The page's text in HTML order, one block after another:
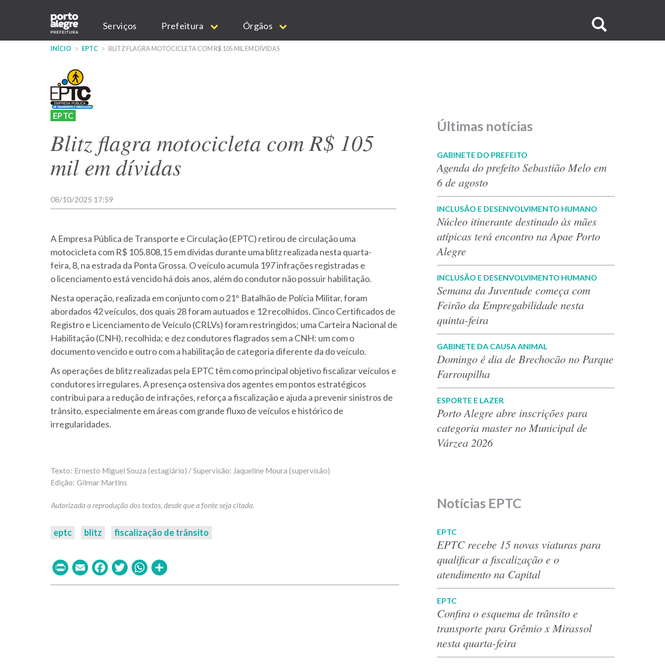
conteúdo
Main
navigation
Serviços Prefeitura Órgãos
no
INÍCIO EPTC BLITZ FLAGRA MOTOCICLETA COM R$ 105 MIL EM DÍVIDAS
EPTC
Blitz flagra motocicleta com R$ 105
mil em dívidas
08/10/2025 17:59
A Empresa Pública de Transporte e Circulação (EPTC) retirou de circulação uma
motocicleta com R$ 105.808,15 em dívidas durante uma blitz realizada nesta quarta-
feira, 8, na estrada da Ponta Grossa. O veículo acumula 197 infrações registradas e
o licenciamento está vencido há dois anos, além do condutor não possuir habilitação.
Nesta operação, realizada em conjunto com o 21° Batalhão de Polícia Militar, foram
abordados 42 veículos, dos quais 28 foram autuados e 12 recolhidos. Cinco Certificados de
Registro e Licenciamento de Veículo (CRLVs) foram restringidos; uma Carteira Nacional de
Habilitação (CNH), recolhida; e dez condutores flagrados sem a CNH: um com o
documento vencido e outro com a habilitação de categoria diferente da do veículo.
As operações de blitz realizadas pela EPTC têm como principal objetivo fiscalizar veículos e
condutores irregulares. A presença ostensiva dos agentes em pontos estratégicos
contribui para a redução de infrações, reforça a fiscalização e ajuda a prevenir sinistros de
trânsito, especialmente em áreas com grande fluxo de veículos e histórico de
irregularidades.
Ernesto Miguel Souza (estagiário) / Supervisão: Jaqueline Moura (supervisão)
Gilmar Martins
eptc blitz fiscalização de trânsito
PrintEmailFacebook
TwitterWhatsApp
Últimas notícias
GABINETE DO PREFEITO
Agenda do prefeito Sebastião Melo em
6 de agosto
INCLUSÃO E DESENVOLVIMENTO HUMANO
Núcleo itinerante destinado às mães
atípicas terá encontro na Apae Porto
Alegre
INCLUSÃO E DESENVOLVIMENTO HUMANO
Semana da Juventude começa com
Feirão da Empregabilidade nesta
quinta-feira
GABINETE DA CAUSA ANIMAL
Domingo é dia de Brechocão no Parque
Farroupilha
ESPORTE E LAZER
Porto Alegre abre inscrições para
categoria master no Municipal de
Várzea 2026
Notícias EPTC
EPTC
EPTC recebe 15 novas viaturas para
qualificar a fiscalização e o
atendimento na Capital
EPTC
Confira o esquema de trânsito e
transporte para Grêmio x Mirassol
nesta quarta-feira